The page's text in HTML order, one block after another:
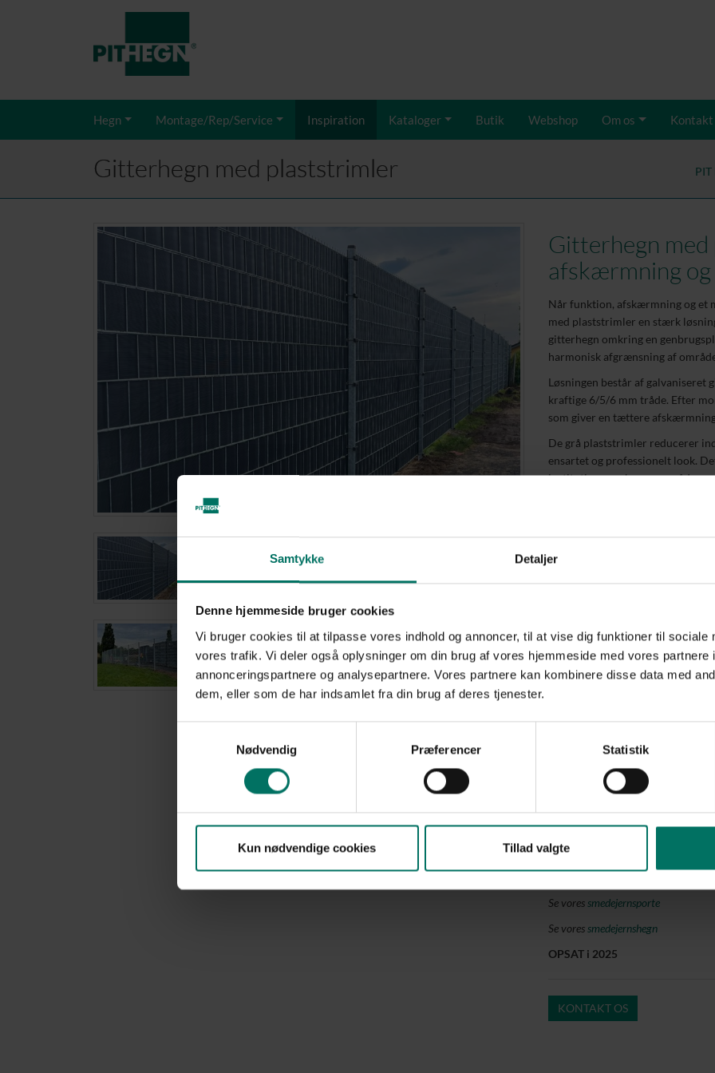
Samtykke Detaljer
Denne hjemmeside bruger cookies
Vi bruger cookies til at tilpasse vores indhold og annoncer, til at vise dig funktioner til sociale
vores trafik. Vi deler også oplysninger om din brug af vores hjemmeside med vores partnere
annonceringspartnere og analysepartnere. Vores partnere kan kombinere disse data med
dem, eller som de har indsamlet fra din brug af deres tjenester.
Nødvendig
Præferencer Statistik
Kun nødvendige cookies Tillad valgte
Hegn Montage/Rep/Service Inspiration Kataloger Butik Webshop Om os Kontakt
Gitterhegn med plaststrimler PIT
Gitterhegn
afskærmning
Når funktion, afskærmning og et
med plaststrimler en stærk
gitterhegn omkring en
harmonisk afgrænsning af
Løsningen består af galvaniseret
kraftige 6/5/6 mm tråde. Efter
som giver en tættere
De grå plaststrimler reducerer
ensartet og professionelt look.
institutioner, erhvervsområder
Projektet viser også, hvordan et
helhedsindtrykket. Den
vedligeholdelse, mens
Højde: 243 cm
Maskestørrelse: 5x20 cm
Trådtykkelse: 6/5/6 mm
Et gitterhegn med plaststrimler
afskærmning omkring et
driftssikkerhed. Kombinationen
sikkerhed, mindre indkig og et
Løsningen fungerer særligt godt
der er behov for tydelig
Se vores smedejernsporte
Se vores smedejernshegn
OPSAT i 2025
KONTAKT OS